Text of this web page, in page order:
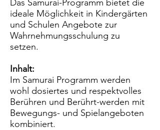
Das Samurai-Programm bietet die
ideale Möglichkeit in Kindergärten
und Schulen Angebote zur
Wahrnehmungsschulung zu
setzen.
​Inhalt:
Im Samurai Programm werden
wohl dosiertes und respektvolles
Berühren und Berührt-werden mit
Bewegungs- und Spielangeboten
kombiniert.